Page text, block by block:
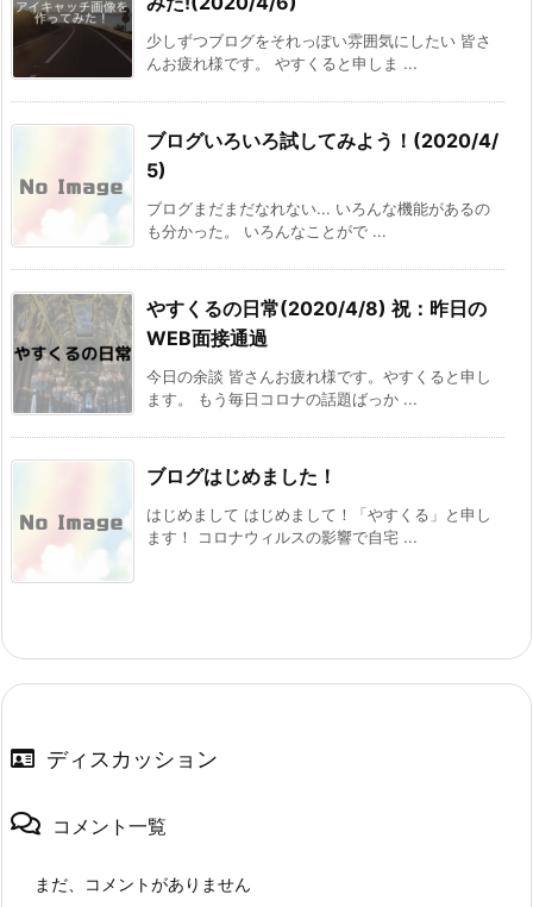
少しずつブログをそれっぽい雰囲気にしたい 皆さ
んお疲れ様です。 やすくると申しま ...
ブログいろいろ試してみよう！(2020/4/
5)
ブログまだまだなれない... いろんな機能があるの
も分かった。 いろんなことがで ...
やすくるの日常(2020/4/8) 祝：昨日の
WEB面接通過
今日の余談 皆さんお疲れ様です。やすくると申し
ます。 もう毎日コロナの話題ばっか ...
ブログはじめました！
はじめまして はじめまして！「やすくる」と申し
ます！ コロナウィルスの影響で自宅 ...
ディスカッション
コメント一覧
まだ、コメントがありません